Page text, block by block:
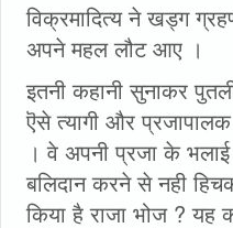
विक्रमादित्य ने खड्ग
अपने महल लौट आए ।
इतनी कहानी सुनाकर
ऎसे त्यागी और प्रजापालक
। वे अपनी प्रजा के
बलिदान करने से नही
किया है राजा भोज ?